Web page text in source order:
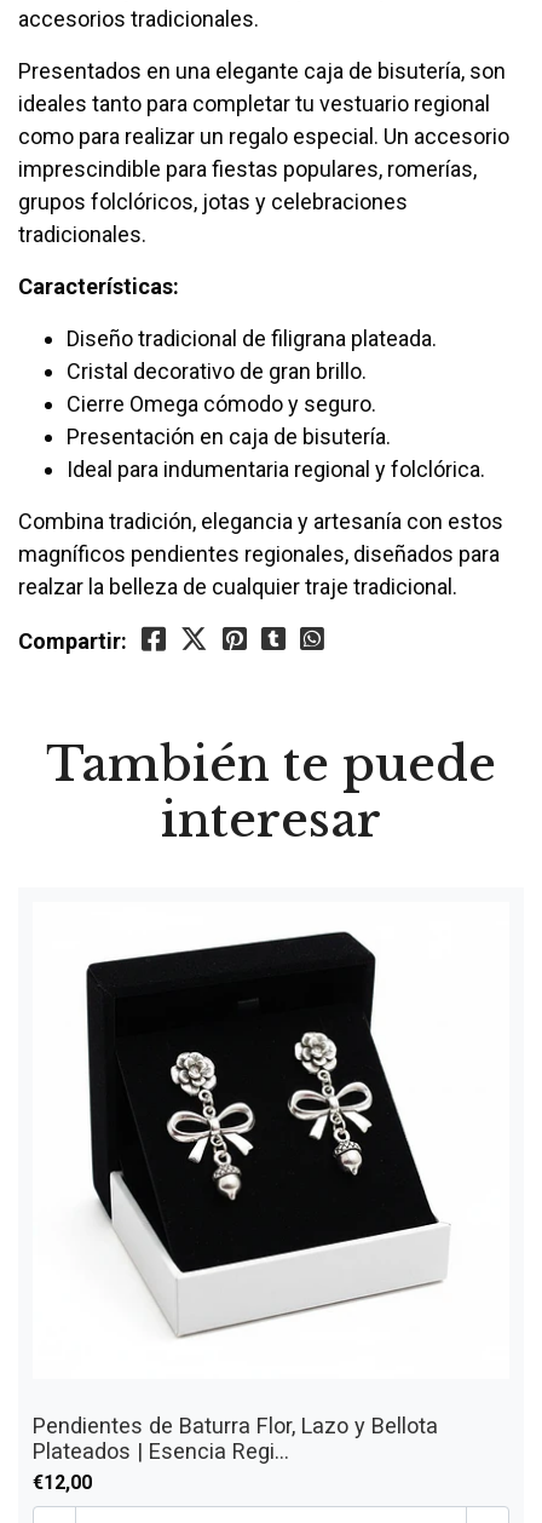
accesorios tradicionales.
Presentados en una elegante caja de bisutería, son
ideales tanto para completar tu vestuario regional
como para realizar un regalo especial. Un accesorio
imprescindible para fiestas populares, romerías,
grupos folclóricos, jotas y celebraciones
tradicionales.
Características:
Diseño tradicional de filigrana plateada.
Cristal decorativo de gran brillo.
Cierre Omega cómodo y seguro.
Presentación en caja de bisutería.
Ideal para indumentaria regional y folclórica.
Combina tradición, elegancia y artesanía con estos
magníficos pendientes regionales, diseñados para
realzar la belleza de cualquier traje tradicional.
Compartir:
También te puede
interesar
Pendientes de Baturra Flor, Lazo y Bellota
Plateados | Esencia Regi...
€12,00